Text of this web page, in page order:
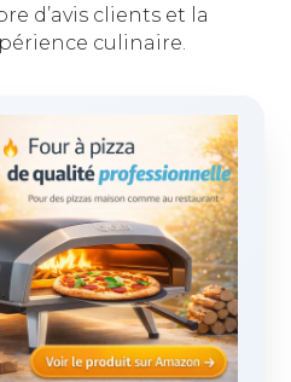
d’avis clients et la
culinaire.